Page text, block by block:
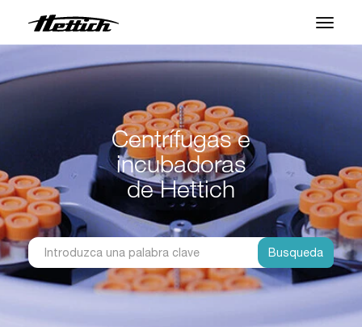
Productos
Aplicaciones
Centro de Soporte
Sobre nosotros
Contacto
Noticias y Eventos
Centrífugas e
incubadoras
de Hettich
Busqueda